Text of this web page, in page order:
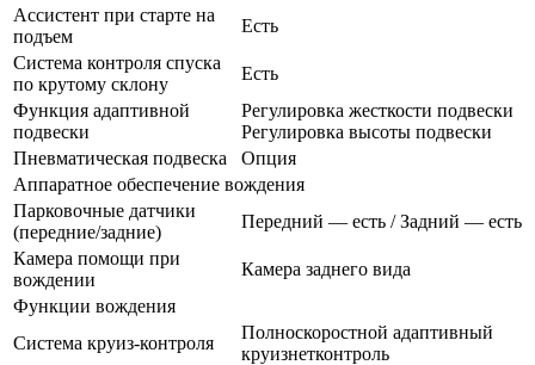
Ассистент при старте на
подъем
Есть
Система контроля спуска
по крутому склону
Есть
Функция адаптивной
подвески
Регулировка жесткости подвески
Регулировка высоты подвески
Пневматическая подвеска
Опция
Аппаратное обеспечение вождения
Парковочные датчики
(передние/задние)
Передний — есть / Задний — есть
Камера помощи при
вождении
Камера заднего вида
Функции вождения
Система круиз-контроля
Полноскоростной адаптивный
круизнетконтроль